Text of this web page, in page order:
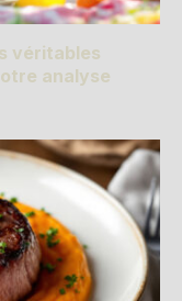
véritables
analyse